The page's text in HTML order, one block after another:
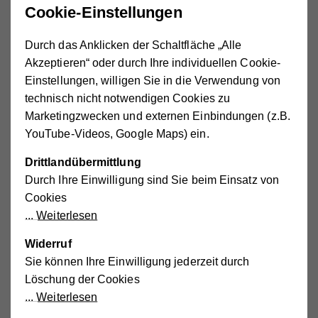
Nachbarschaftszentrum 2 - Leopoldstadt
+43 1 512 36 61-3200
nbz2(at)wiener.hilfswerk.at
Nachbarschaftszentrum 3 - Landstraße
+43 1 512 36 61-3250
Nachbarschaftszentrum 6 - Mariahilf
+43 1 512 36 61-3300
nbz6(at)wiener.hilfswerk.at
Nachbarschaftszentrum 7 - Neubau
+43 1 512 36 61-3360
nbz7(at)wiener.hilfswerk.at
Nachbarschaftszentrum 8 - Josefstadt
Cookie-Einstellungen
Durch das Anklicken der Schaltfläche „Alle
Akzeptieren“ oder durch Ihre individuellen Cookie-
Einstellungen, willigen Sie in die Verwendung von
technisch nicht notwendigen Cookies zu
Marketingzwecken und externen Einbindungen (z.B.
YouTube-Videos, Google Maps) ein.
Drittlandübermittlung
Durch Ihre Einwilligung sind Sie beim Einsatz von
Cookies
Weiterlesen
Widerruf
Sie können Ihre Einwilligung jederzeit durch
Löschung der Cookies
Weiterlesen